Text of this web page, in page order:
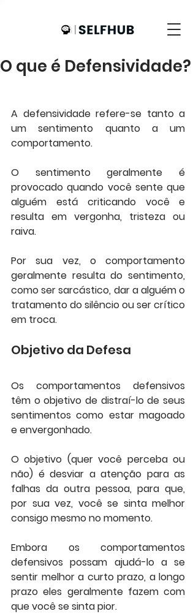
O que é Defensividade?
A defensividade refere-se tanto a
um sentimento quanto a um
comportamento.
O sentimento geralmente é
provocado quando você sente que
alguém está criticando você e
resulta em vergonha, tristeza ou
raiva.
Por sua vez, o comportamento
geralmente resulta do sentimento,
como ser sarcástico, dar a alguém o
tratamento do silêncio ou ser crítico
em troca.
Objetivo da Defesa
Os comportamentos defensivos
têm o objetivo de distraí-lo de seus
sentimentos como estar magoado
e envergonhado.
O objetivo (quer você perceba ou
não) é desviar a atenção para as
falhas da outra pessoa, para que,
por sua vez, você se sinta melhor
consigo mesmo no momento.
Embora os comportamentos
defensivos possam ajudá-lo a se
sentir melhor a curto prazo, a longo
prazo eles geralmente fazem com
que você se sinta pior.